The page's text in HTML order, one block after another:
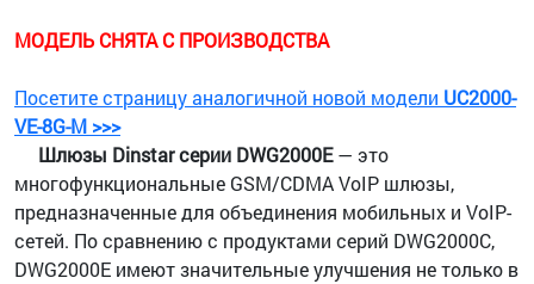
МОДЕЛЬ СНЯТА С ПРОИЗВОДСТВА
Посетите страницу аналогичной новой модели UC2000-
VE-8G-M >>>
Шлюзы Dinstar серии DWG2000E— это
многофункциональные GSM/CDMA VoIP шлюзы,
предназначенные для объединения мобильных и VoIP-
сетей. По сравнению с продуктами серий DWG2000C,
DWG2000E имеют значительные улучшения не только в